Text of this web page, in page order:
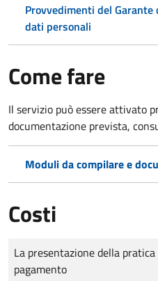
Provvedimenti del
dati personali
Come fare
Il servizio può essere attivato
documentazione prevista,
Moduli da compilare e
Costi
Tipo di pagamento
Importo
La presentazione della
pagamento